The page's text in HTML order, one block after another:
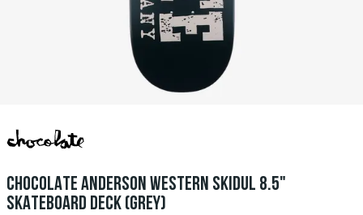
CHOCOLATE ANDERSON WESTERN SKIDUL 8.5"
SKATEBOARD DECK (GREY)